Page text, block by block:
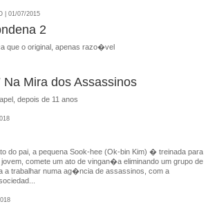
| 01/07/2015
2
que o original, apenas razo�vel
Mira dos Assassinos
depois de 11 anos
do pai, a pequena Sook-hee (Ok-bin Kim) � treinada para
comete um ato de vingan�a eliminando um grupo de
a trabalhar numa ag�ncia de assassinos, com a